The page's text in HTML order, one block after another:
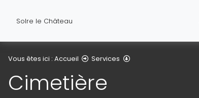
Solre le Château
Vous êtes ici : Accueil Services
Cimetière